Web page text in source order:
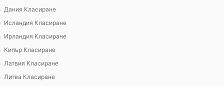
Дания Класиране
Исландия Класиране
Ирландия Класиране
Кипър Класиране
Латвия Класиране
Литва Класиране